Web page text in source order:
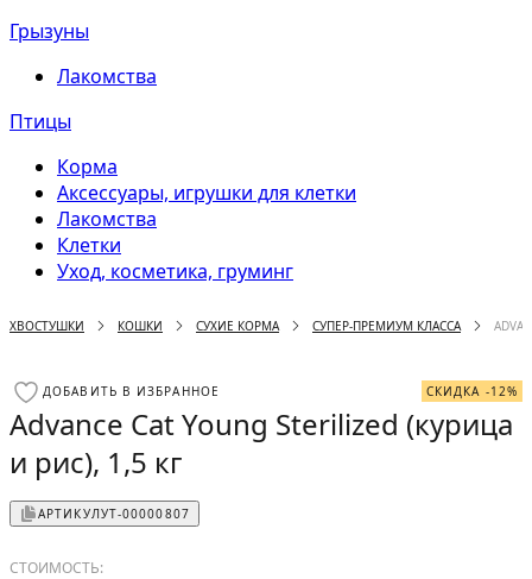
Грызуны
Лакомства
Птицы
Корма
Аксессуары, игрушки для клетки
Лакомства
Клетки
Уход, косметика, груминг
ХВОСТУШКИ КОШКИ СУХИЕ КОРМА СУПЕР-ПРЕМИУМ КЛАССА
ДОБАВИТЬ В ИЗБРАННОЕ СКИДКА -12%
Advance Cat Young Sterilized (курица
и рис), 1,5 кг
АРТИКУЛУТ-00000807
СТОИМОСТЬ: